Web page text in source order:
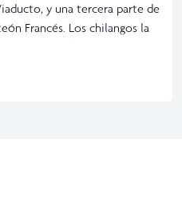
y una tercera parte de
Francés. Los chilangos la